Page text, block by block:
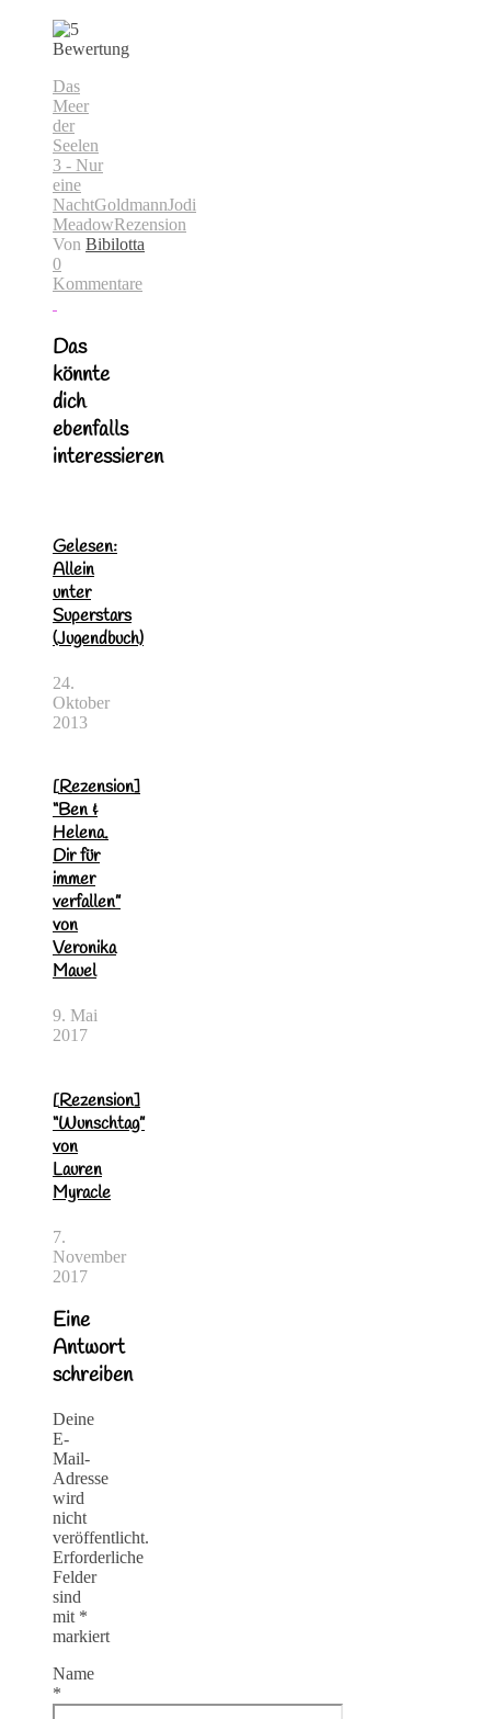
Das
Meer
der
Seelen
3 - Nur
eine
NachtGoldmannJodi
MeadowRezension
Von Bibilotta
0
Kommentare
Das
könnte
dich
ebenfalls
interessieren
Gelesen:
Allein
unter
Superstars
(Jugendbuch)
24.
Oktober
2013
[Rezension]
“Ben &
Helena.
Dir für
immer
verfallen”
von
Veronika
Mauel
9. Mai
2017
[Rezension]
“Wunschtag”
von
Lauren
Myracle
7.
November
2017
Eine
Antwort
schreiben
Deine
E-
Mail-
Adresse
wird
nicht
veröffentlicht.
Erforderliche
Felder
sind
mit *
markiert
Name
*